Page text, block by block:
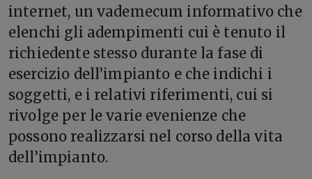
internet, un vademecum informativo che
elenchi gli adempimenti cui è tenuto il
richiedente stesso durante la fase di
esercizio dell’impianto e che indichi i
soggetti, e i relativi riferimenti, cui si
rivolge per le varie evenienze che
possono realizzarsi nel corso della vita
dell’impianto.